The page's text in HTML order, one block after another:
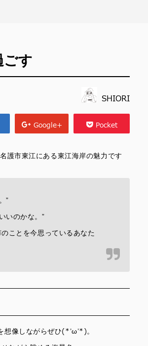
ごす
SHIORI
Google+ Pocket
護市東江にある東江海岸の魅力です
”
いのかな。”
ことを今思っているあなた
像しながらぜひ(*’ω’*)。